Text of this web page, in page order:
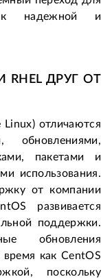
к надежной и
RHEL ДРУГ ОТ
отличаются
пакетами и
использования.
от компании
развивается
поддержки.
обновления
как CentOS
поскольку